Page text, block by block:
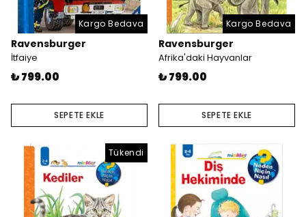
Kargo Bedava
Ravensburger
İtfaiye
₺ 799.00
SEPETE EKLE
Kargo Bedava
Ravensburger
Afrika'daki Hayvanlar
₺ 799.00
SEPETE EKLE
Tükendi